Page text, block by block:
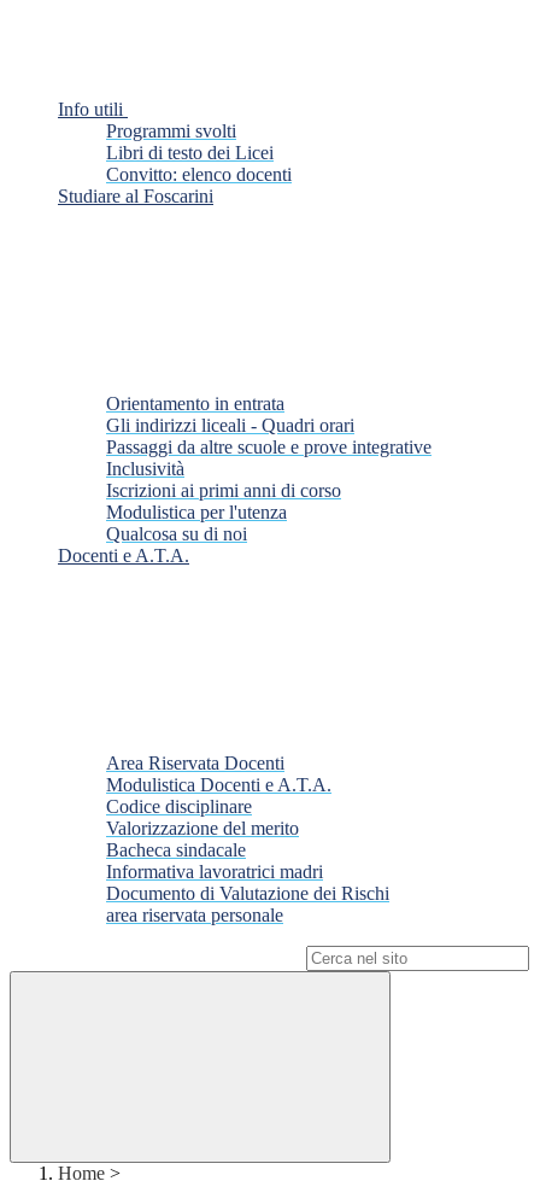
Info utili
Programmi svolti
Libri di testo dei Licei
Convitto: elenco docenti
Studiare al Foscarini
Orientamento in entrata
Gli indirizzi liceali - Quadri orari
Passaggi da altre scuole e prove integrative
Inclusività
Iscrizioni ai primi anni di corso
Modulistica per l'utenza
Qualcosa su di noi
Docenti e A.T.A.
Area Riservata Docenti
Modulistica Docenti e A.T.A.
Codice disciplinare
Valorizzazione del merito
Bacheca sindacale
Informativa lavoratrici madri
Documento di Valutazione dei Rischi
area riservata personale
Home >